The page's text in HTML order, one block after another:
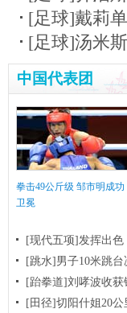
[足球]戴莉
[足球]汤米
中国代表团
拳击49公斤级 邹市明成功
卫冕
[现代五项]发挥出色
[跳水]男子10米跳台
[跆拳道]刘哮波收
[田径]切阳什姐20